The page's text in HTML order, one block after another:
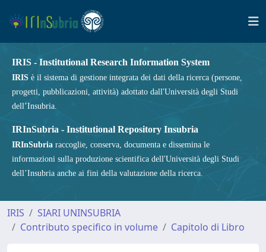
IRIS - Institutional Research Information System
IRIS è il sistema di gestione integrata dei dati della ricerca (persone,
progetti, pubblicazioni, attività) adottato dall'Università degli Studi
dell’Insubria.
IRInSubria - Institutional Repository Insubria
IRInSubria raccoglie, conserva, documenta e dissemina le
informazioni sulla produzione scientifica dell'Università degli Studi
dell’Insubria anche ai fini della valutazione della ricerca.
IRIS
SIARI UNINSUBRIA
Contributo specifico in volume
Capitolo di Libro